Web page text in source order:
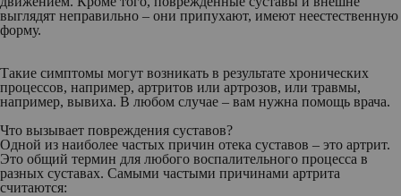
выглядят неправильно – они припухают, имеют неестественную
форму.
Такие симптомы могут возникать в результате хронических
процессов, например, артритов или артрозов, или травмы,
например, вывиха. В любом случае – вам нужна помощь врача.
Что вызывает повреждения суставов?
Одной из наиболее частых причин отека суставов – это артрит.
Это общий термин для любого воспалительного процесса в
разных суставах. Самыми частыми причинами артрита
считаются: